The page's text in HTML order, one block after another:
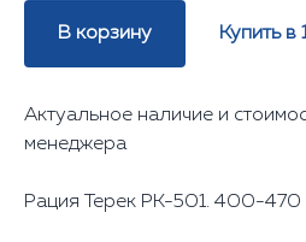
В корзину Купить в
Актуальное наличие и
менеджера
Рация Терек РК-501. 400-470